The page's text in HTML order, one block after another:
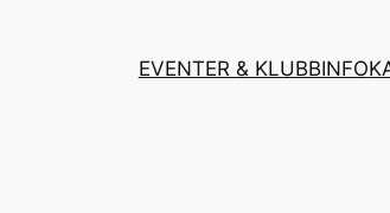
EVENTER & KLUBBINFO